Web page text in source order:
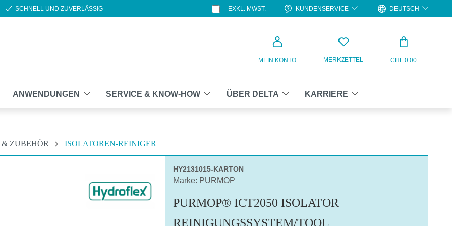
SCHNELL UND ZUVERLÄSSIG EXKL. MWST. KUNDENSERVICE DEUTSCH
MEIN KONTO MERKZETTEL CHF 0.00
ANWENDUNGEN SERVICE & KNOW-HOW ÜBER DELTA KARRIERE
ZUBEHÖR
ISOLATOREN-REINIGER
HY2131015-KARTON
Marke: PURMOP
PURMOP® ICT2050 ISOLATOR
REINIGUNGSSYSTEM/TOOL